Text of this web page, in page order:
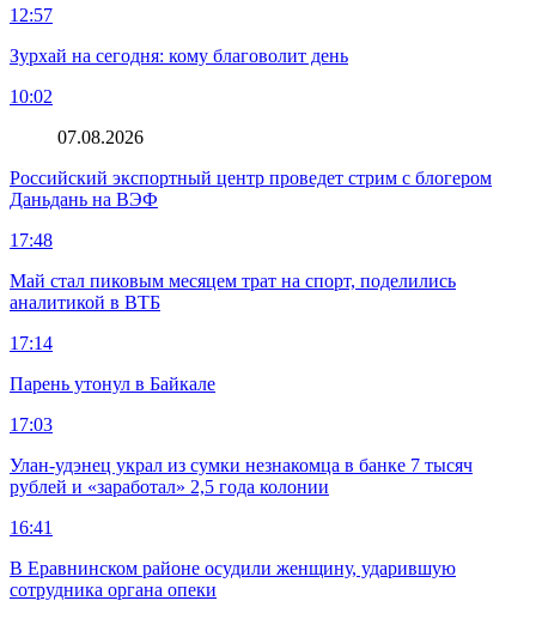
12:57
Зурхай на сегодня: кому благоволит день
10:02
07.08.2026
Российский экспортный центр проведет стрим с блогером
Даньдань на ВЭФ
17:48
Май стал пиковым месяцем трат на спорт, поделились
аналитикой в ВТБ
17:14
Парень утонул в Байкале
17:03
Улан-удэнец украл из сумки незнакомца в банке 7 тысяч
рублей и «заработал» 2,5 года колонии
16:41
В Еравнинском районе осудили женщину, ударившую
сотрудника органа опеки